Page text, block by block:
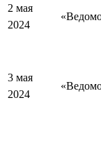
2 мая
2024
3 мая
2024